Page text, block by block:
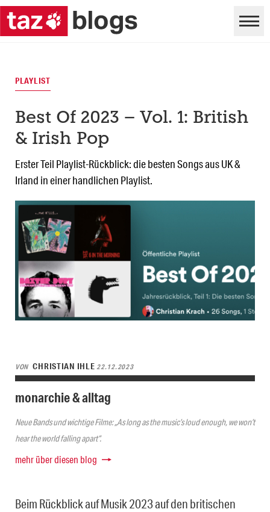
PLAYLIST
Best Of 2023 – Vol. 1: British
& Irish Pop
Erster Teil Playlist-Rückblick: die besten Songs aus UK &
Irland in einer handlichen Playlist.
VON CHRISTIAN IHLE22.12.2023
monarchie & alltag
Neue Bands und wichtige Filme: „As long as the music’s loud enough, we won’t
hear the world falling apart“.
mehr über diesen blog
Beim Rückblick auf Musik 2023 auf den britischen